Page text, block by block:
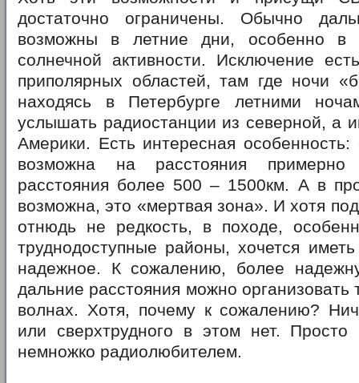
достаточно ограничены. Обычно
возможны в летние дни, особенно в
солнечной активности. Исключение
приполярных областей, там где ночи
находясь в Петербурге летними
услышать радиостанции из северной, а
Америки. Есть интересная особенность:
возможна на расстояния
расстояния более 500 – 1500км. А в
возможна, это «мертвая зона». И хотя
отнюдь не редкость, в походе,
труднодоступные районы, хочется
надежное. К сожалению, более
дальние расстояния можно организовать
волнах. Хотя, почему к сожалению?
или сверхтрудного в этом нет. Просто
немножко радиолюбителем.